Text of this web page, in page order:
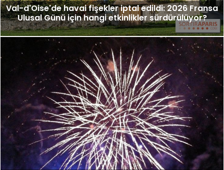
Val-d'Oise'de havai fişekler iptal edildi: 2026 Fransa
Ulusal Günü için hangi etkinlikler sürdürülüyor?